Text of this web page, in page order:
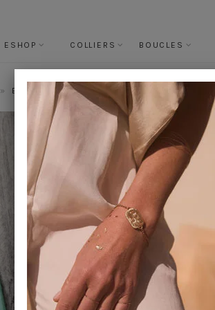
ESHOP COLLIERS BOUCLES
» Bijoux mariage » Boucles d'oreilles mariage